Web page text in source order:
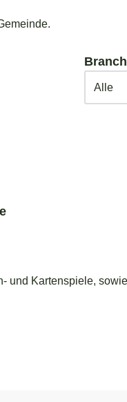
und Kartenspiele,